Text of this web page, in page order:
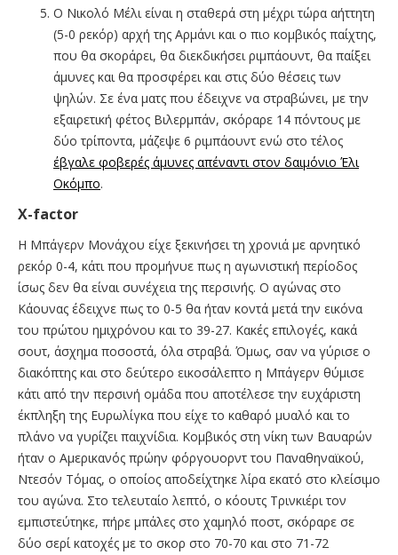
Ο Νικολό Μέλι είναι η σταθερά στη μέχρι τώρα αήττητη
(5-0 ρεκόρ) αρχή της Αρμάνι και ο πιο κομβικός παίχτης,
που θα σκοράρει, θα διεκδικήσει ριμπάουντ, θα παίξει
άμυνες και θα προσφέρει και στις δύο θέσεις των
ψηλών. Σε ένα ματς που έδειχνε να στραβώνει, με την
εξαιρετική φέτος Βιλερμπάν, σκόραρε 14 πόντους με
δύο τρίποντα, μάζεψε 6 ριμπάουντ ενώ στο τέλος
έβγαλε φοβερές άμυνες απέναντι στον δαιμόνιο Έλι
Οκόμπο.
X-factor
H Μπάγερν Μονάχου είχε ξεκινήσει τη χρονιά με αρνητικό
ρεκόρ 0-4, κάτι που προμήνυε πως η αγωνιστική περίοδος
ίσως δεν θα είναι συνέχεια της περσινής. Ο αγώνας στο
Κάουνας έδειχνε πως το 0-5 θα ήταν κοντά μετά την εικόνα
του πρώτου ημιχρόνου και το 39-27. Κακές επιλογές, κακά
σουτ, άσχημα ποσοστά, όλα στραβά. Όμως, σαν να γύρισε ο
διακόπτης και στο δεύτερο εικοσάλεπτο η Μπάγερν θύμισε
κάτι από την περσινή ομάδα που αποτέλεσε την ευχάριστη
έκπληξη της Ευρωλίγκα που είχε το καθαρό μυαλό και το
πλάνο να γυρίζει παιχνίδια. Κομβικός στη νίκη των Βαυαρών
ήταν ο Αμερικανός πρώην φόργουορντ του Παναθηναϊκού,
Ντεσόν Τόμας, ο οποίος αποδείχτηκε λίρα εκατό στο κλείσιμο
του αγώνα. Στο τελευταίο λεπτό, ο κόουτς Τρινκιέρι τον
εμπιστεύτηκε, πήρε μπάλες στο χαμηλό ποστ, σκόραρε σε
δύο σερί κατοχές με το σκορ στο 70-70 και στο 71-72